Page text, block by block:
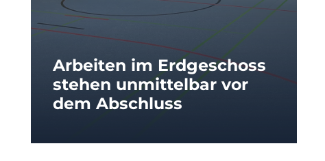
Arbeiten im Erdgeschoss
stehen unmittelbar vor
dem Abschluss